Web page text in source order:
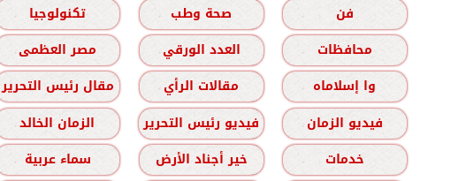
فن
صحة وطب تكنولوجيا
محافظات
العدد الورقي مصر العظمى
وا إسلاماه
مقالات الرأي مقال رئيس التحرير
فيديو الزمان
فيديو رئيس التحرير الزمان الخالد
خدمات
خير أجناد الأرض سماء عربية